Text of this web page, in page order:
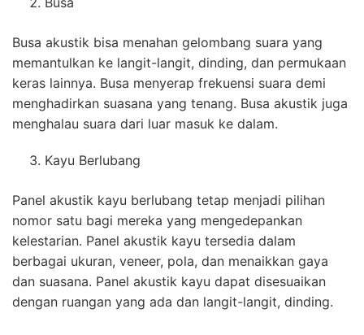
Busa akustik bisa menahan gelombang suara yang
memantulkan ke langit-langit, dinding, dan permukaan
keras lainnya. Busa menyerap frekuensi suara demi
menghadirkan suasana yang tenang. Busa akustik juga
menghalau suara dari luar masuk ke dalam.
Kayu Berlubang
Panel akustik kayu berlubang tetap menjadi pilihan
nomor satu bagi mereka yang mengedepankan
kelestarian. Panel akustik kayu tersedia dalam
berbagai ukuran, veneer, pola, dan menaikkan gaya
dan suasana. Panel akustik kayu dapat disesuaikan
dengan ruangan yang ada dan langit-langit, dinding.